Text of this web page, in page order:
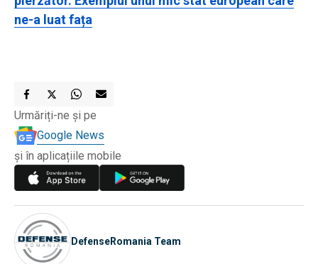
ne-a luat fața
Urmăriți-ne și pe
Google News
și în aplicațiile mobile
DefenseRomania Team